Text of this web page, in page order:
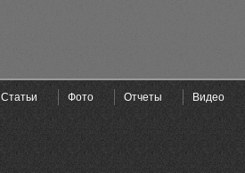
Статьи Фото Отчеты Видео